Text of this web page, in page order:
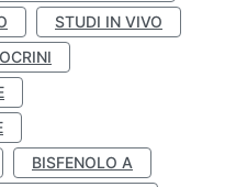
STUDI IN VIVO
BISFENOLO A